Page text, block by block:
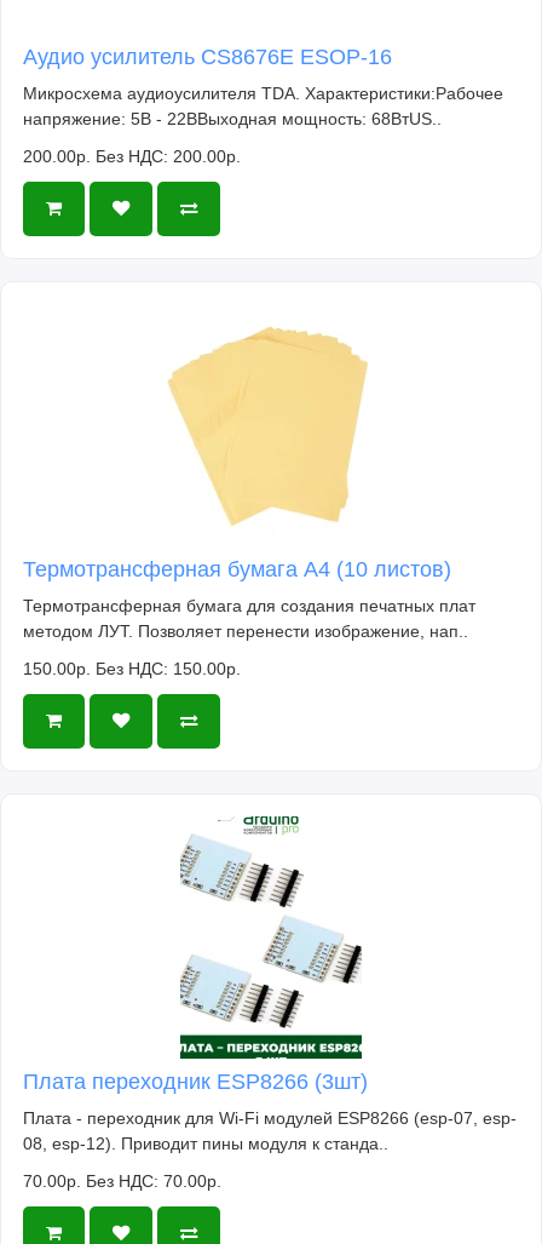
Аудио усилитель CS8676E ESOP-16
Микросхема аудиоусилителя TDA. Характеристики:Рабочее
напряжение: 5В - 22ВВыходная мощность: 68ВтUS..
200.00р. Без НДС: 200.00р.
Термотрансферная бумага А4 (10 листов)
Термотрансферная бумага для создания печатных плат
методом ЛУТ. Позволяет перенести изображение, нап..
150.00р. Без НДС: 150.00р.
Плата переходник ESP8266 (3шт)
Плата - переходник для Wi-Fi модулей ESP8266 (esp-07, esp-
08, esp-12). Приводит пины модуля к станда..
70.00р. Без НДС: 70.00р.